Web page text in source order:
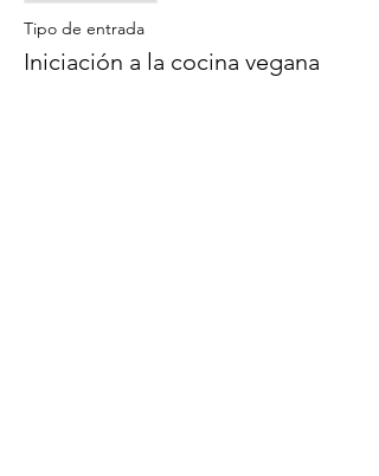
Tipo de entrada
Iniciación a la cocina vegana